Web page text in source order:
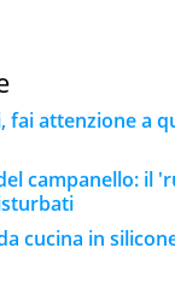
fai attenzione a
campanello: il
cucina in